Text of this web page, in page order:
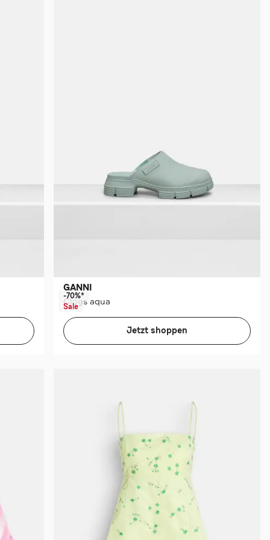
GANNI
Clogs aqua
-70%*
Sale
Jetzt shoppen